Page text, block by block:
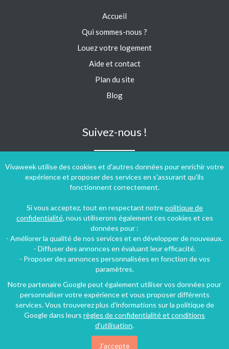
Vivaweek utilise des cookies et d'autres données pour enrichir votre
expérience et proposer des services en s'assurant qu'ils
fonctionnent correctement.
Si vous acceptez, tout en respectant notrepolitique de
confidentialité, nous utiliserons également ces cookies et ces
données pour :
- Améliorer la qualité de nos services et en développer de nouveaux.
- Diffuser des annonces en évaluant leur efficacité.
- Proposer des annonces personnalisées en fonction de vos
paramètres.
Notre partenaire Google peut également utiliser vos données pour
personnaliser votre expérience et vous proposer différents
services. Vous trouverez plus d'informations sur la politique de
Google dans leurs règles de confidentialité et conditions
d'utilisation.
J'accepte
Accueil
Qui sommes-nous ?
Louez votre logement
Aide et contact
Plan du site
Blog
Suivez-nous !
Conditions générales d'utilisation- Politique de confidentialité
Copyright © 2009 ‐ 2026 Vivaweek ‐ Tous droits réservés ‐
Dernière mise à jour du site : 08 août 2026